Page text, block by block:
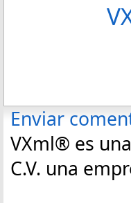
Enviar
VXml® es
C.V. una